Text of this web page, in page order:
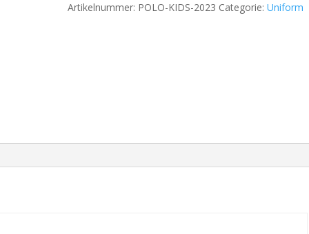
Artikelnummer: POLO-KIDS-2023 Categorie:Uniform